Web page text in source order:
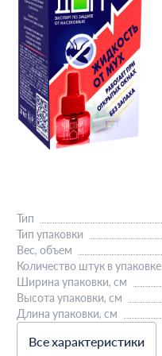
Тип
Тип упаковки
Вес, объем
Количество штук в упаковке
Ширина упаковки, см
Высота упаковки, см
Длина упаковки, см
Все характеристики